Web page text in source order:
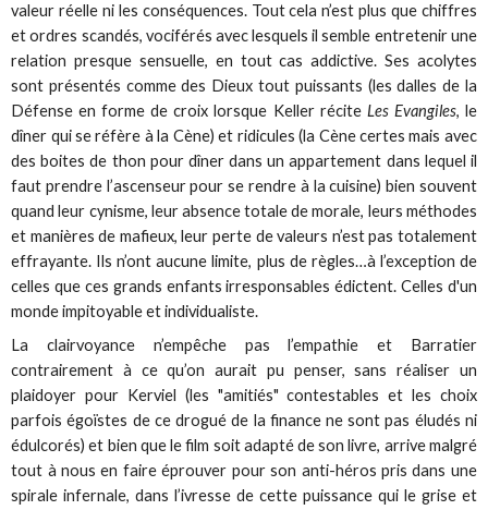
valeur réelle ni les conséquences. Tout cela n’est plus que chiffres
et ordres scandés, vociférés avec lesquels il semble entretenir une
relation presque sensuelle, en tout cas addictive. Ses acolytes
sont présentés comme des Dieux tout puissants (les dalles de la
Défense en forme de croix lorsque Keller récite Les Evangiles, le
dîner qui se réfère à la Cène) et ridicules (la Cène certes mais avec
des boites de thon pour dîner dans un appartement dans lequel il
faut prendre l’ascenseur pour se rendre à la cuisine) bien souvent
quand leur cynisme, leur absence totale de morale, leurs méthodes
et manières de mafieux, leur perte de valeurs n’est pas totalement
effrayante. Ils n’ont aucune limite, plus de règles…à l’exception de
celles que ces grands enfants irresponsables édictent. Celles d'un
monde impitoyable et individualiste.
La clairvoyance n’empêche pas l’empathie et Barratier
contrairement à ce qu’on aurait pu penser, sans réaliser un
plaidoyer pour Kerviel (les "amitiés" contestables et les choix
parfois égoïstes de ce drogué de la finance ne sont pas éludés ni
édulcorés) et bien que le film soit adapté de son livre, arrive malgré
tout à nous en faire éprouver pour son anti-héros pris dans une
spirale infernale, dans l’ivresse de cette puissance qui le grise et